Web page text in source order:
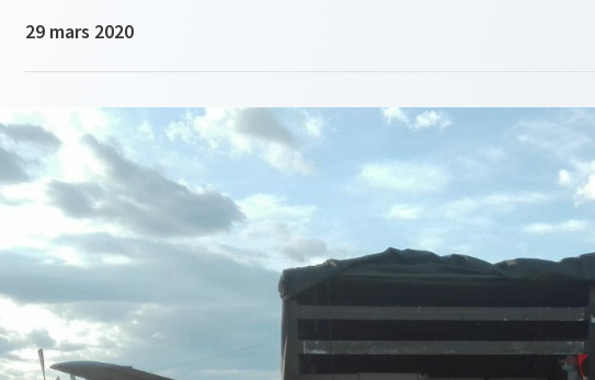
29 mars 2020